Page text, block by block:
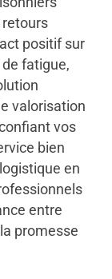
retours
positif sur
fatigue,
valorisation
vos
bien
en
entre
promesse